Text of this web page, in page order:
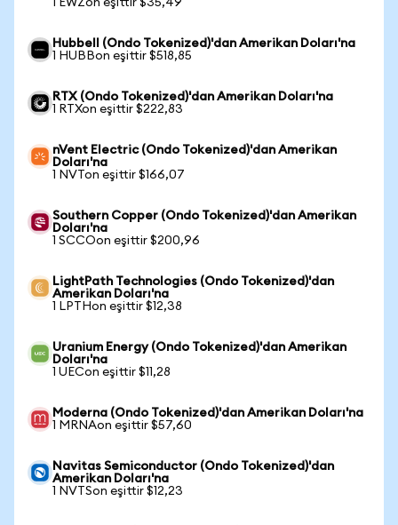
1 EWZon eşittir $35,49
Hubbell (Ondo Tokenized)'dan Amerikan Doları'na
1 HUBBon eşittir $518,85
RTX (Ondo Tokenized)'dan Amerikan Doları'na
1 RTXon eşittir $222,83
nVent Electric (Ondo Tokenized)'dan Amerikan
Doları'na
1 NVTon eşittir $166,07
Southern Copper (Ondo Tokenized)'dan Amerikan
Doları'na
1 SCCOon eşittir $200,96
LightPath Technologies (Ondo Tokenized)'dan
Amerikan Doları'na
1 LPTHon eşittir $12,38
Uranium Energy (Ondo Tokenized)'dan Amerikan
Doları'na
1 UECon eşittir $11,28
Moderna (Ondo Tokenized)'dan Amerikan Doları'na
1 MRNAon eşittir $57,60
Navitas Semiconductor (Ondo Tokenized)'dan
Amerikan Doları'na
1 NVTSon eşittir $12,23